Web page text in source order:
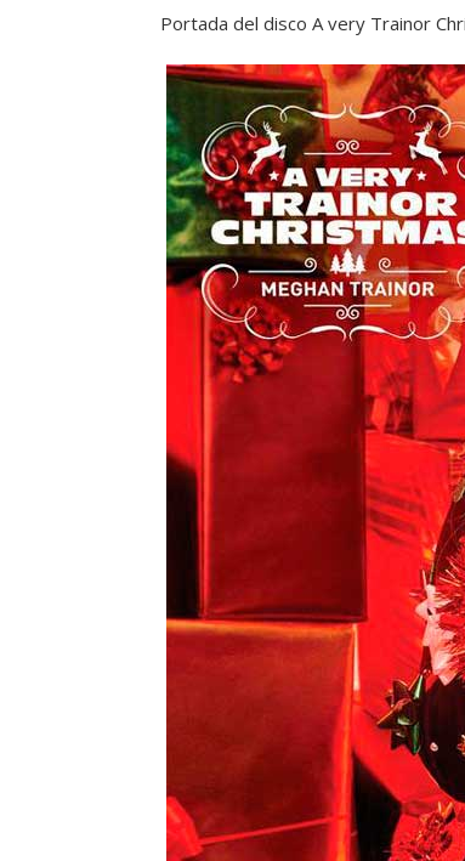
Portada del disco A very Trainor